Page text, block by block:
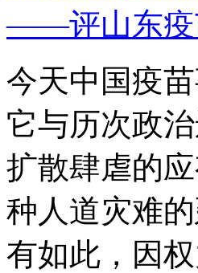
——评山东疫
今天中国疫
它与历次政
扩散肆虐的
种人道灾难
有如此，因